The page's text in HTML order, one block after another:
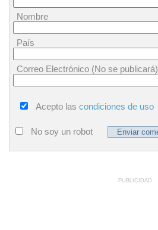
Nombre
País
Correo Electrónico (No se publicará)
Acepto las condiciones de uso
No soy un robot
PUBLICIDAD